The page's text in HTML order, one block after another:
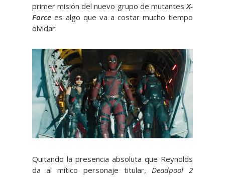
primer misión del nuevo grupo de mutantesX-
Force es algo que va a costar mucho tiempo
olvidar.
Quitando la presencia absoluta que Reynolds
da al mítico personaje titular, Deadpool 2